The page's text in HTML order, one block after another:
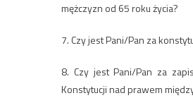
mężczyzn od 65 roku życia?
7. Czy jest Pani/Pan za
8. Czy jest Pani/Pan za
Konstytucji nad prawem